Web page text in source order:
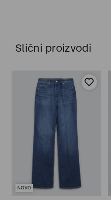
Slični proizvodi
NOVO